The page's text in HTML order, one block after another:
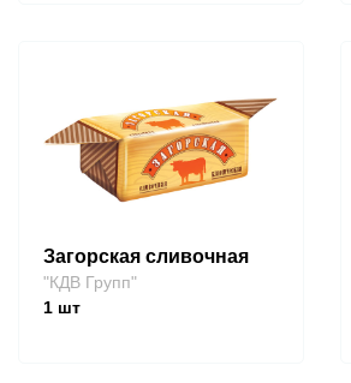
Загорская сливочная
"КДВ Групп"
1 шт